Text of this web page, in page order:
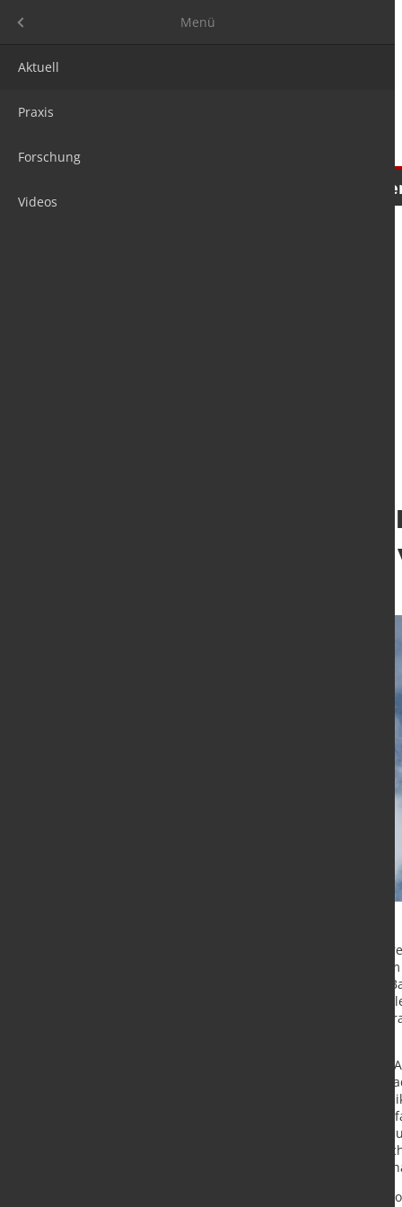
TANIOBIS
Ionen-Batterien
TANIOBIS beteiligt sich mit
Forschungseinrichtungen an
zum Recycling von Lithium-Ionen-
Forschungskonsortiums
Kathodenmetalle, Elektrolyt und
Unter der Leitung der Volkswagen
AG und mit Forschern der RWTH
für Schicht- und
für das Recycling notwendigen
Bundesministerium für Wirtschaft
Industrie, Regierung und
Kommerzialisierung des aus
„Die europäische Batterie-
Menü
Aktuell
Praxis
Forschung
Videos